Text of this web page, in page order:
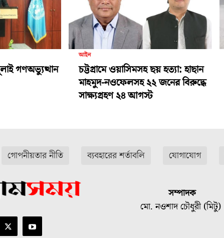
গণঅভ্যুত্থান
আইন
চট্টগ্রামে ওয়াসিমসহ ছয় হত্যা: হাছান
মাহমুদ-নওফেলসহ ২২ জনের বিরুদ্ধে
সাক্ষ্যগ্রহণ ২৪ আগস্ট
গোপনীয়তার নীতি ব্যবহারের শর্তাবলি যোগাযোগ
সম্পাদক
মো. নওশাদ চৌধুরী (মিটু)